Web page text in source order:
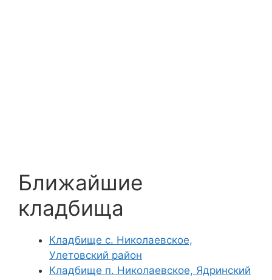
Ближайшие
кладбища
Кладбище с. Николаевское,
Улетовский район
Кладбище п. Николаевское, Ядринский